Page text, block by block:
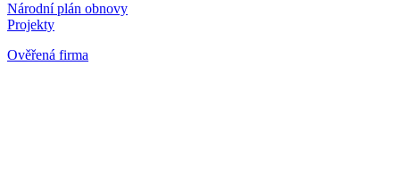
Národní plán obnovy
Projekty
Ověřená firma